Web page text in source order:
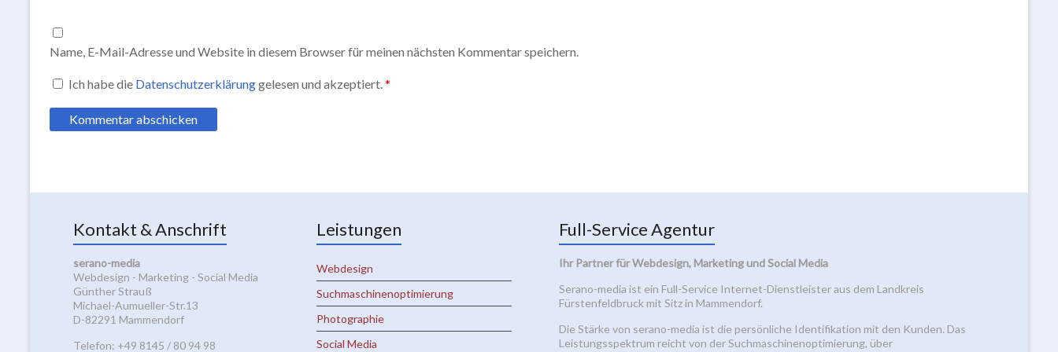
Name, E-Mail-Adresse und Website in diesem Browser für meinen nächsten Kommentar speichern.
Ich habe die Datenschutzerklärunggelesen und akzeptiert.*
Kontakt & Anschrift
serano-media
Webdesign - Marketing - Social Media
Günther Strauß
Michael-Aumueller-Str.13
D-82291 Mammendorf
Telefon: +49 8145 / 80 94 98
Leistungen
Webdesign
Suchmaschinenoptimierung
Photographie
Social Media
Full-Service Agentur
Ihr Partner für Webdesign, Marketing und Social Media
Serano-media ist ein Full-Service Internet-Dienstleister aus dem Landkreis
Fürstenfeldbruck mit Sitz in Mammendorf.
Die Stärke von serano-media ist die persönliche Identifikation mit den Kunden. Das
Leistungsspektrum reicht von der Suchmaschinenoptimierung, über